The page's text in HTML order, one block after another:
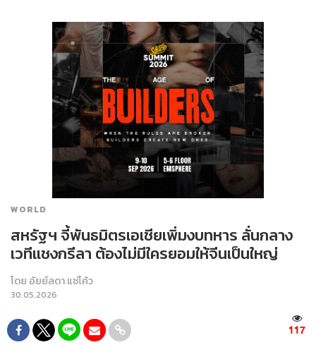
WORLD
สหรัฐฯ จี้พันธมิตรเอเชียเพิ่มงบทหาร ลั่นกลาง
เวทีแชงกรีลา ต้องไม่มีใครยอมให้จีนเป็นใหญ่
โดย อัยย์ลดา แซ่โค้ว
30.05.2026
117